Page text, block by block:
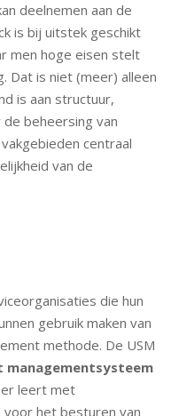
deelnemen aan de
is bij uitstek geschikt
men hoge eisen stelt
Dat is niet (meer) alleen
is aan structuur,
beheersing van
centraal
van de
die hun
gebruik maken van
methode. De USM
managementsysteem
leert met
voor het besturen van